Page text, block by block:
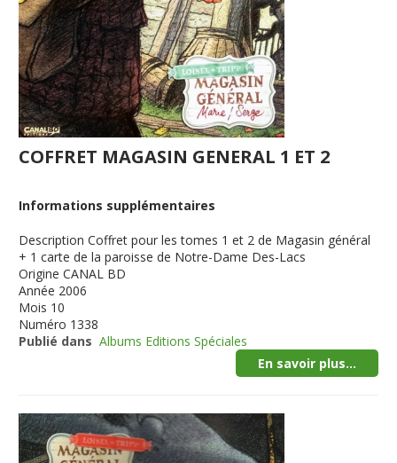
COFFRET MAGASIN GENERAL 1 ET 2
Informations supplémentaires
Description Coffret pour les tomes 1 et 2 de Magasin général
+ 1 carte de la paroisse de Notre-Dame Des-Lacs
Origine CANAL BD
Année 2006
Mois 10
Numéro 1338
Publié dans Albums Editions Spéciales
En savoir plus...